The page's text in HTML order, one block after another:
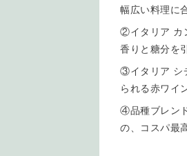
幅広い料理に
②イタリア カ
香りと糖分を
③イタリア シ
られる赤ワイ
④品種ブレン
の、コスパ最